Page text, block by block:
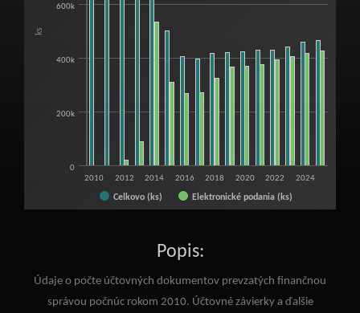
ks
Celkovo (ks) Elektronické podania (ks)
2010 2012 2014 2016 2018 2020 2022 2024
0
200k
400k
600k
Popis:
Údaje o počte účtovných dokumentov prevzatých finančnou
správou počnúc rokom 2010. Účtovné závierky a ďalšie